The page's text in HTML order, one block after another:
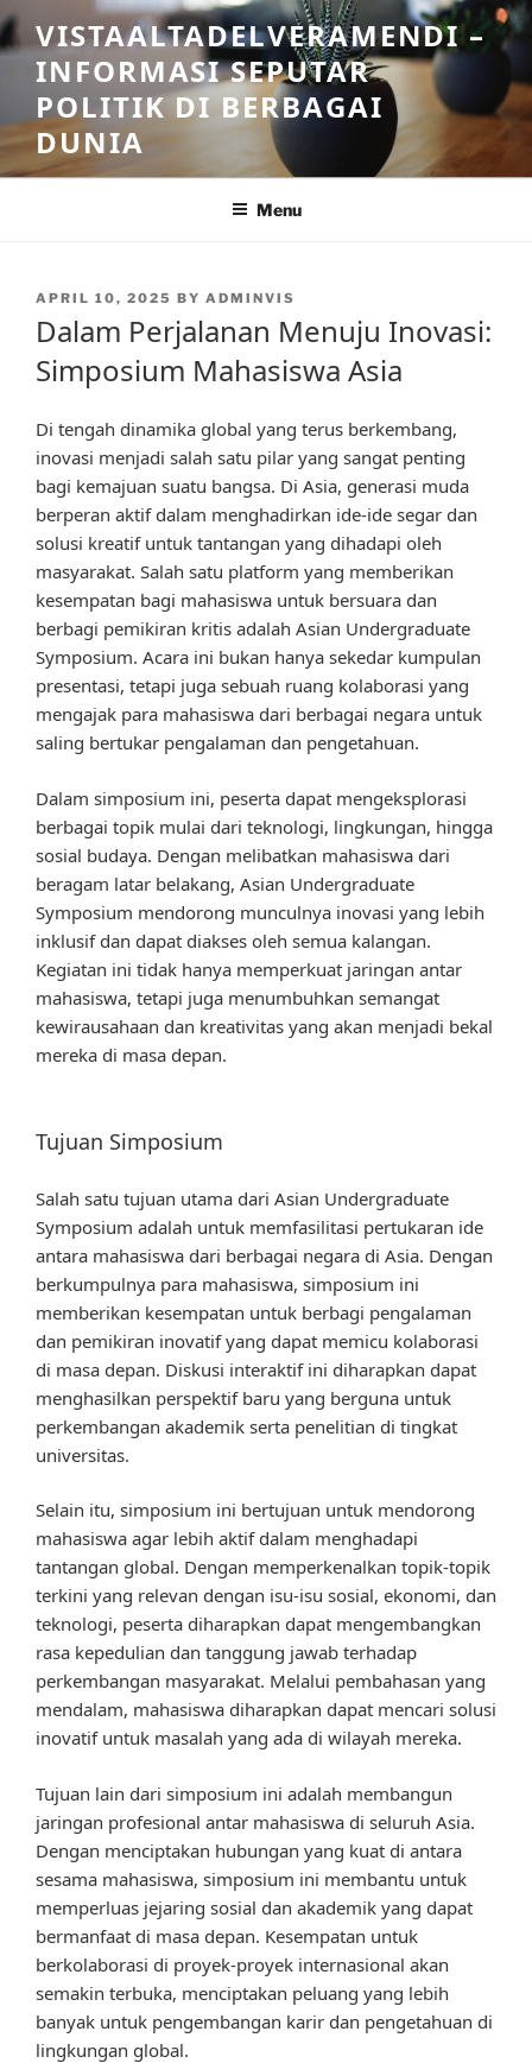
Skip
to
content
VISTAALTADELVERAMENDI –
INFORMASI SEPUTAR
POLITIK DI BERBAGAI
DUNIA
Menu
POSTED
APRIL 10, 2025 BY ADMINVIS
Dalam Perjalanan Menuju Inovasi:
Simposium Mahasiswa Asia
Di tengah dinamika global yang terus berkembang,
inovasi menjadi salah satu pilar yang sangat penting
bagi kemajuan suatu bangsa. Di Asia, generasi muda
berperan aktif dalam menghadirkan ide-ide segar dan
solusi kreatif untuk tantangan yang dihadapi oleh
masyarakat. Salah satu platform yang memberikan
kesempatan bagi mahasiswa untuk bersuara dan
berbagi pemikiran kritis adalah Asian Undergraduate
Symposium. Acara ini bukan hanya sekedar kumpulan
presentasi, tetapi juga sebuah ruang kolaborasi yang
mengajak para mahasiswa dari berbagai negara untuk
saling bertukar pengalaman dan pengetahuan.
Dalam simposium ini, peserta dapat mengeksplorasi
berbagai topik mulai dari teknologi, lingkungan, hingga
sosial budaya. Dengan melibatkan mahasiswa dari
beragam latar belakang, Asian Undergraduate
Symposium mendorong munculnya inovasi yang lebih
inklusif dan dapat diakses oleh semua kalangan.
Kegiatan ini tidak hanya memperkuat jaringan antar
mahasiswa, tetapi juga menumbuhkan semangat
kewirausahaan dan kreativitas yang akan menjadi bekal
mereka di masa depan.
Tujuan Simposium
Salah satu tujuan utama dari Asian Undergraduate
Symposium adalah untuk memfasilitasi pertukaran ide
antara mahasiswa dari berbagai negara di Asia. Dengan
berkumpulnya para mahasiswa, simposium ini
memberikan kesempatan untuk berbagi pengalaman
dan pemikiran inovatif yang dapat memicu kolaborasi
di masa depan. Diskusi interaktif ini diharapkan dapat
menghasilkan perspektif baru yang berguna untuk
perkembangan akademik serta penelitian di tingkat
universitas.
Selain itu, simposium ini bertujuan untuk mendorong
mahasiswa agar lebih aktif dalam menghadapi
tantangan global. Dengan memperkenalkan topik-topik
terkini yang relevan dengan isu-isu sosial, ekonomi, dan
teknologi, peserta diharapkan dapat mengembangkan
rasa kepedulian dan tanggung jawab terhadap
perkembangan masyarakat. Melalui pembahasan yang
mendalam, mahasiswa diharapkan dapat mencari solusi
inovatif untuk masalah yang ada di wilayah mereka.
Tujuan lain dari simposium ini adalah membangun
jaringan profesional antar mahasiswa di seluruh Asia.
Dengan menciptakan hubungan yang kuat di antara
sesama mahasiswa, simposium ini membantu untuk
memperluas jejaring sosial dan akademik yang dapat
bermanfaat di masa depan. Kesempatan untuk
berkolaborasi di proyek-proyek internasional akan
semakin terbuka, menciptakan peluang yang lebih
banyak untuk pengembangan karir dan pengetahuan di
lingkungan global.